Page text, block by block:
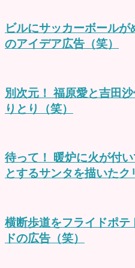
ビルにサッカーボール
のアイデア広告（笑）
別次元！ 福原愛と吉田
りとり（笑）
待って！ 暖炉に火が付
とするサンタを描いたク
横断歩道をフライドポ
ドの広告（笑）